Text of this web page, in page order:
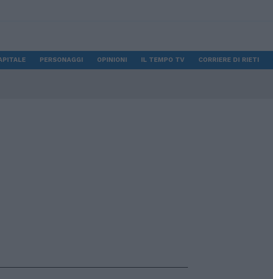
PERSONAGGI OPINIONI IL TEMPO TV CORRIERE DI RIETI